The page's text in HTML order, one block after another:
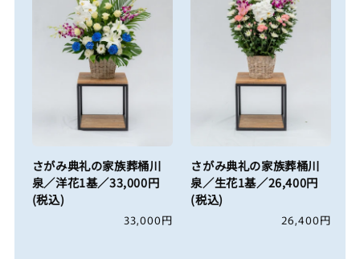
さがみ典礼の家族葬桶川
泉／洋花1基／33,000円
(税込)
通
33,000円
さがみ典礼の家族葬桶川
泉／生花1基／26,400円
(税込)
通
26,400円